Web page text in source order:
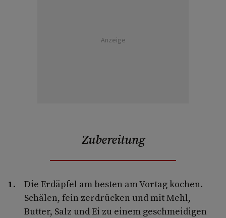
Anzeige
Zubereitung
Die Erdäpfel am besten am Vortag kochen.
Schälen, fein zerdrücken und mit Mehl,
Butter, Salz und Ei zu einem geschmeidigen